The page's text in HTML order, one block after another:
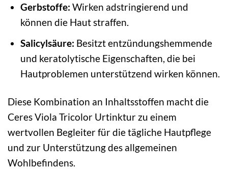
Gerbstoffe: Wirken adstringierend und
können die Haut straffen.
Salicylsäure: Besitzt entzündungshemmende
und keratolytische Eigenschaften, die bei
Hautproblemen unterstützend wirken können.
Diese Kombination an Inhaltsstoffen macht die
Ceres Viola Tricolor Urtinktur zu einem
wertvollen Begleiter für die tägliche Hautpflege
und zur Unterstützung des allgemeinen
Wohlbefindens.